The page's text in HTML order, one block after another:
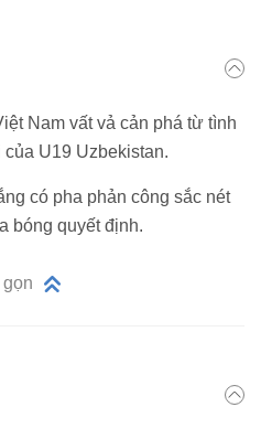
Nam vất vả cản phá từ tình
U19 Uzbekistan.
có pha phản công sắc nét
bóng quyết định.